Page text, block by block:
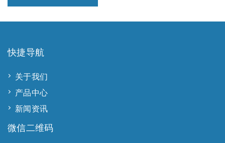
快捷导航
关于我们
产品中心
新闻资讯
微信二维码